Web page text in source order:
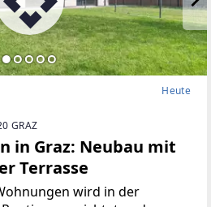
Heute
GRAZ
in Graz: Neubau mit
Terrasse
wird in der